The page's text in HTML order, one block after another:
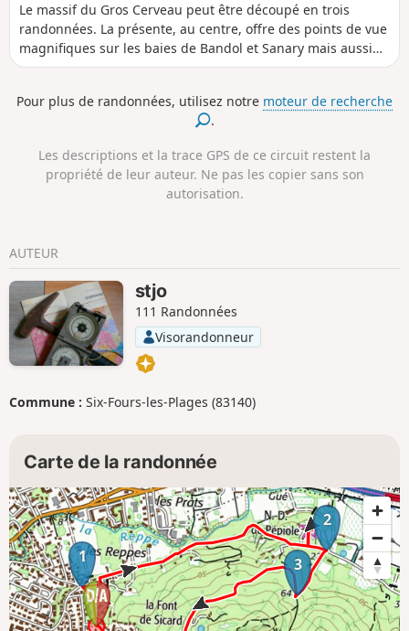
Le massif du Gros Cerveau peut être découpé en trois
randonnées. La présente, au centre, offre des points de vue
magnifiques sur les baies de Bandol et Sanary mais aussi
jusqu'à Saint-Mandrier ou Cassis. Au sommet, vous pourrez
bâtisses militaires abandonnées. Vers le Nord, vous
profiterez de points de vue sur les très jolis villages de la
massif de la Sainte-Baume.
Pour plus de randonnées, utilisez notre moteur de recherche
.
Les descriptions et la trace GPS de ce circuit restent la
propriété de leur auteur. Ne pas les copier sans son
autorisation.
AUTEUR
stjo
111 Randonnées
Visorandonneur
Commune : Six-Fours-les-Plages (83140)
Carte de la randonnée
1
2
3